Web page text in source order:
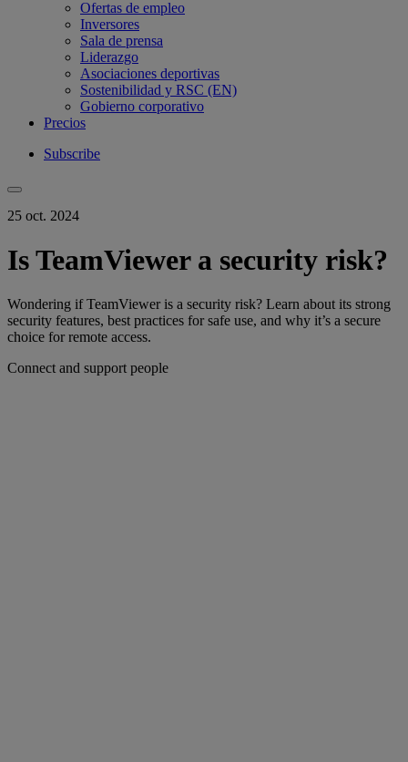
Ofertas de empleo
Inversores
Sala de prensa
Liderazgo
Asociaciones deportivas
Sostenibilidad y RSC (EN)
Gobierno corporativo
Precios
Subscribe
25 oct. 2024
Is TeamViewer a security risk?
Wondering if TeamViewer is a security risk? Learn about its strong
security features, best practices for safe use, and why it’s a secure
choice for remote access.
Connect and support people